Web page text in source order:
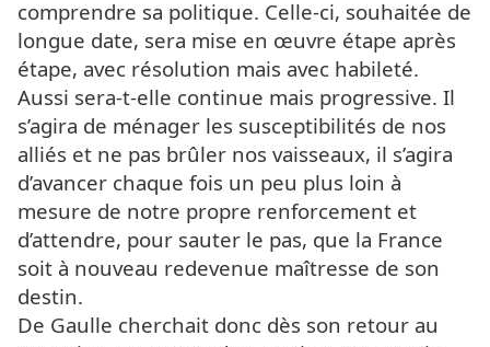
comprendre sa politique. Celle-ci, souhaitée de
longue date, sera mise en œuvre étape après
étape, avec résolution mais avec habileté.
Aussi sera-t-elle continue mais progressive. Il
s’agira de ménager les susceptibilités de nos
alliés et ne pas brûler nos vaisseaux, il s’agira
d’avancer chaque fois un peu plus loin à
mesure de notre propre renforcement et
d’attendre, pour sauter le pas, que la France
soit à nouveau redevenue maîtresse de son
destin.
De Gaulle cherchait donc dès son retour au